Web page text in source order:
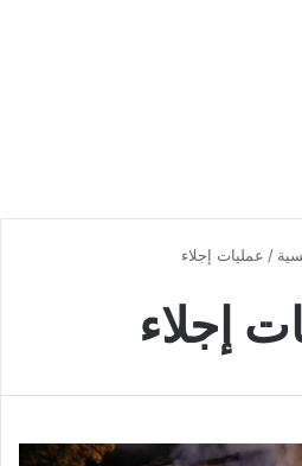
/ عمليات إجلاء
إجلاء